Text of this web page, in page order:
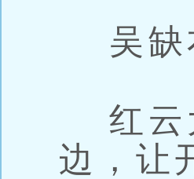
吴缺
红云
边，让